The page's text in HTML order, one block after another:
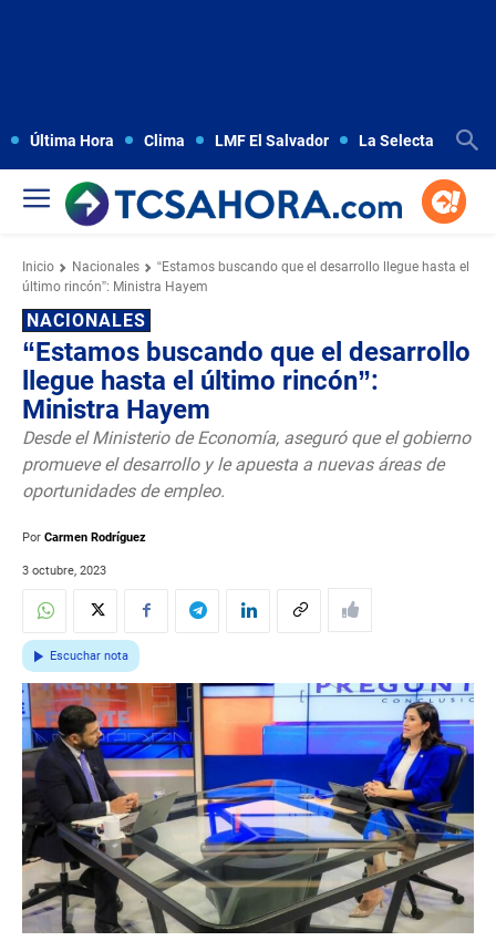
Última Hora Clima LMF El Salvador La Selecta
Inicio Nacionales
“Estamos buscando que el desarrollo llegue hasta el
último rincón”: Ministra Hayem
NACIONALES
“Estamos buscando que el desarrollo
llegue hasta el último rincón”:
Ministra Hayem
Desde el Ministerio de Economía, aseguró que el gobierno
promueve el desarrollo y le apuesta a nuevas áreas de
oportunidades de empleo.
Por Carmen Rodríguez
3 octubre, 2023
Escuchar nota